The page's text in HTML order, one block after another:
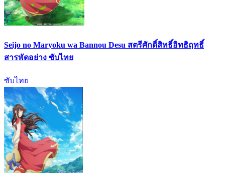
Seijo no Maryoku wa Bannou Desu สตรีศักดิ์สิทธิ์อิทธิฤทธิ์
สารพัดอย่าง ซับไทย
ซับไทย